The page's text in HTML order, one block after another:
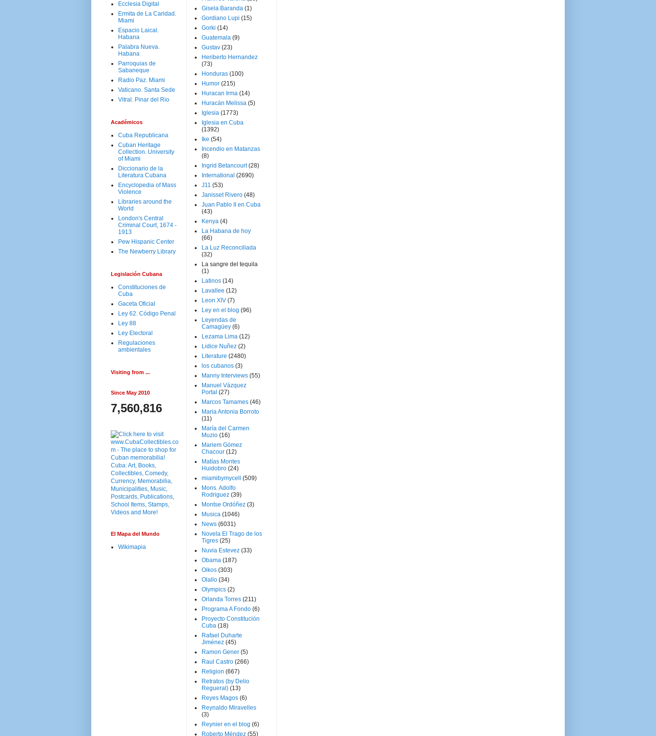
Ecclesia Digital
Ermita de La Caridad.
Miami
Espacio Laical.
Habana
Palabra Nueva.
Habana
Parroquias de
Sabaneque
Radio Paz. Miami
Vaticano. Santa Sede
Vitral. Pinar del Rio
Académicos
Cuba Republicana
Cuban Heritage
Collection. University
of Miami
Diccionario de la
Literatura Cubana
Encyclopedia of Mass
Violence
Libraries around the
World
London's Central
Criminal Court, 1674 -
1913
Pew Hispanic Center
The Newberry Library
Legislación Cubana
Constituciones de
Cuba
Gaceta Oficial
Ley 62. Código Penal
Ley 88
Ley Electoral
Regulaciones
ambientales
Visiting from ...
Since May 2010
7,560,816
El Mapa del Mundo
Wikimapia
Gisela Baranda (1)
Gordiano Lupi (15)
Gorki (14)
Guatemala (9)
Gustav (23)
Heriberto Hernandez
(73)
Honduras (100)
Humor (215)
Huracan Irma (14)
Huracán Melissa (5)
Iglesia (1773)
Iglesia en Cuba
(1392)
Ike (54)
Incendio en Matanzas
(8)
Ingrid Betancourt (28)
International (2690)
J11 (53)
Janisset Rivero (48)
Juan Pablo II en Cuba
(43)
Kenya (4)
La Habana de hoy
(66)
La Luz Reconciliada
(32)
La sangre del tequila
(1)
Latinos (14)
Lavallee (12)
Leon XIV (7)
Ley en el blog (96)
Leyendas de
Camagüey (6)
Lezama Lima (12)
Lidice Nuñez (2)
Literature (2480)
los cubanos (3)
Manny Interviews (55)
Manuel Vázquez
Portal (27)
Marcos Tamames (46)
Maria Antonia Borroto
(11)
María del Carmen
Muzio (16)
Mariem Gómez
Chacour (12)
Matías Montes
Huidobro (24)
miamibymycell
(509)
Mons. Adolfo
Rodriguez (39)
Montse Ordóñez (3)
Musica (1046)
News (6031)
Novela El Trago de los
Tigres (25)
Nuvia Estevez (33)
Obama (187)
Oikos (303)
Olallo (34)
Olympics (2)
Orlanda Torres (211)
Programa A Fondo (6)
Proyecto Constitución
Cuba (18)
Rafael Duharte
Jiménez (45)
Ramon Gener (5)
Raul Castro (266)
Religion (667)
Retratos (by Delio
Regueral) (13)
Reyes Magos (6)
Reynaldo Miravelles
(3)
Reynier en el blog (6)
Roberto Méndez (55)